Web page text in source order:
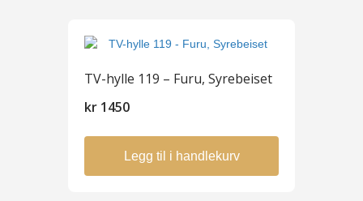
TV-hylle 119 – Furu, Syrebeiset
kr 1450
Legg til i handlekurv